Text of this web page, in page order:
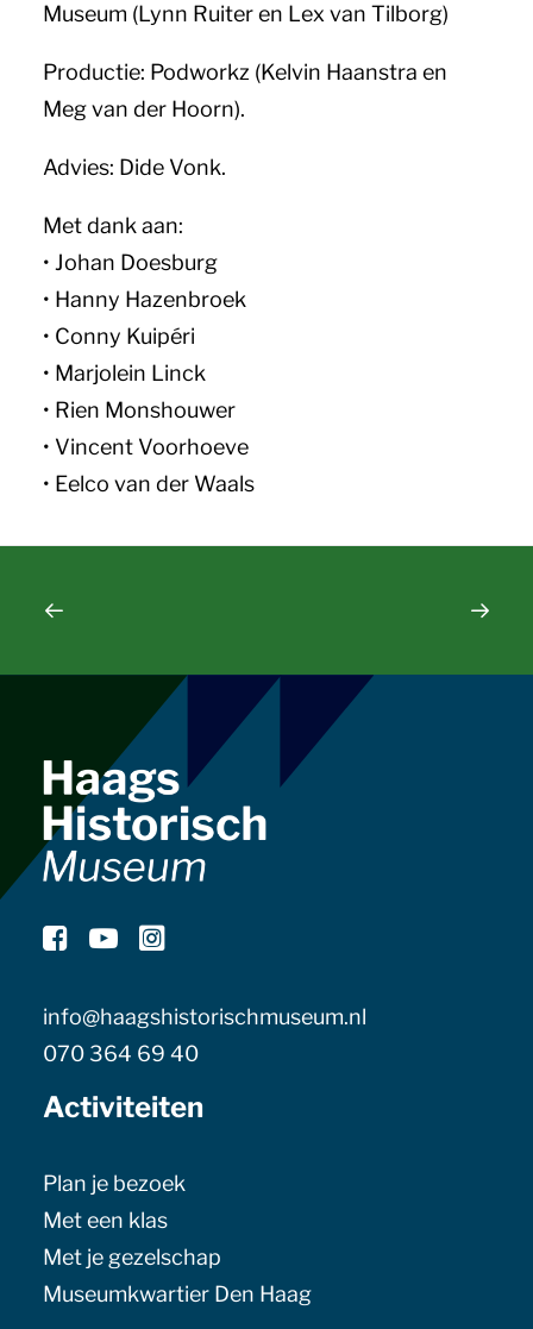
Museum (Lynn Ruiter en Lex van Tilborg)
Productie: Podworkz (Kelvin Haanstra en
Meg van der Hoorn).
Advies: Dide Vonk.
Met dank aan:
• Johan Doesburg
• Hanny Hazenbroek
• Conny Kuipéri
• Marjolein Linck
• Rien Monshouwer
• Vincent Voorhoeve
• Eelco van der Waals
info@haagshistorischmuseum.nl
070 364 69 40
Activiteiten
Plan je bezoek
Met een klas
Met je gezelschap
Museumkwartier Den Haag